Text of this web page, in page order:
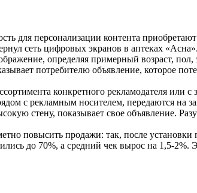
для персонализации контента
сеть цифровых экранов в аптеках
определяя примерный возраст,
потребителю объявление, которое
конкретного рекламодателя
с рекламным носителем, передаются на
стену, показывает свое объявление.
повысить продажи: так, после
до 70%, а средний чек вырос на 1,5-